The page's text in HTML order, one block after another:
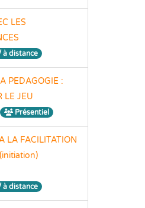
LES
à distance
PEDAGOGIE :
LE JEU
Présentiel
LA FACILITATION
à distance